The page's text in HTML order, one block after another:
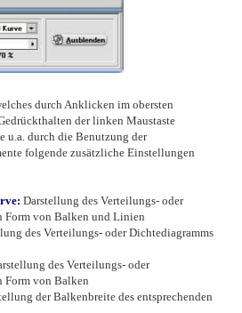
durch Anklicken im obersten
der linken Maustaste
u.a. durch die Benutzung der
folgende zusätzliche Einstellungen
Darstellung des Verteilungs- oder
Form von Balken und Linien
des Verteilungs- oder Dichtediagramms
des Verteilungs- oder
Form von Balken
der Balkenbreite des entsprechenden